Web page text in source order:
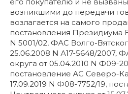
возникшими до передачи
возлагается на самого
постановления Президиума
N 5001/02, ФАС Волго-
25.06.2008 N А17-5648/2007,
округа от 05.04.2010 N Ф09-
постановление АС Северо-
17.09.2019 N Ф08-7752/19,